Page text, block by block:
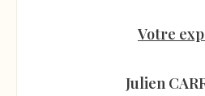
Votre
Julien